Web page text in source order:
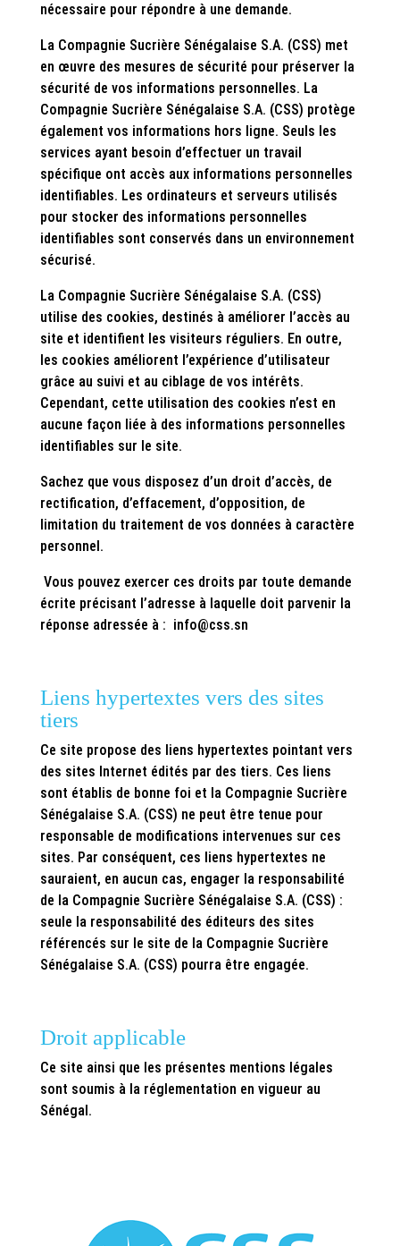
nécessaire pour répondre à une demande.
La Compagnie Sucrière Sénégalaise S.A. (CSS) met
en œuvre des mesures de sécurité pour préserver la
sécurité de vos informations personnelles. La
Compagnie Sucrière Sénégalaise S.A. (CSS) protège
également vos informations hors ligne. Seuls les
services ayant besoin d’effectuer un travail
spécifique ont accès aux informations personnelles
identifiables. Les ordinateurs et serveurs utilisés
pour stocker des informations personnelles
identifiables sont conservés dans un environnement
sécurisé.
La Compagnie Sucrière Sénégalaise S.A. (CSS)
utilise des cookies, destinés à améliorer l’accès au
site et identifient les visiteurs réguliers. En outre,
les cookies améliorent l’expérience d’utilisateur
grâce au suivi et au ciblage de vos intérêts.
Cependant, cette utilisation des cookies n’est en
aucune façon liée à des informations personnelles
identifiables sur le site.
Sachez que vous disposez d’un droit d’accès, de
rectification, d’effacement, d’opposition, de
limitation du traitement de vos données à caractère
personnel.
Vous pouvez exercer ces droits par toute demande
écrite précisant l’adresse à laquelle doit parvenir la
réponse adressée à : info@css.sn
Liens hypertextes vers des sites
tiers
Ce site propose des liens hypertextes pointant vers
des sites Internet édités par des tiers. Ces liens
sont établis de bonne foi et la Compagnie Sucrière
Sénégalaise S.A. (CSS) ne peut être tenue pour
responsable de modifications intervenues sur ces
sites. Par conséquent, ces liens hypertextes ne
sauraient, en aucun cas, engager la responsabilité
de la Compagnie Sucrière Sénégalaise S.A. (CSS) :
seule la responsabilité des éditeurs des sites
référencés sur le site de la Compagnie Sucrière
Sénégalaise S.A. (CSS) pourra être engagée.
Droit applicable
Ce site ainsi que les présentes mentions légales
sont soumis à la réglementation en vigueur au
Sénégal.